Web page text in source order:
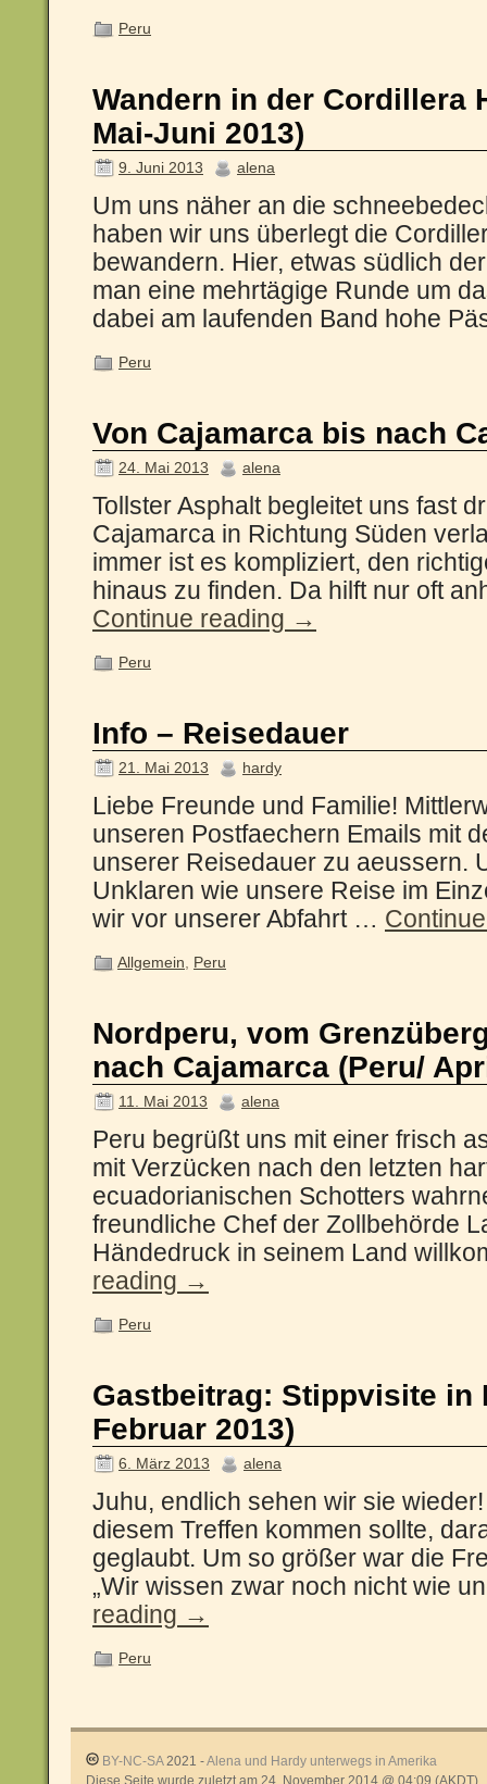
Peru
Wandern in der Cordillera
Mai-Juni 2013)
9. Juni 2013 alena
Um uns näher an die
haben wir uns überlegt die
bewandern. Hier, etwas südlich
man eine mehrtägige Runde um
dabei am laufenden Band hohe
Peru
Von Cajamarca bis nach
24. Mai 2013 alena
Tollster Asphalt begleitet uns fast
Cajamarca in Richtung Süden
immer ist es kompliziert, den
hinaus zu finden. Da hilft nur oft
Continue reading →
Peru
Info – Reisedauer
21. Mai 2013 hardy
Liebe Freunde und Familie!
unseren Postfaechern Emails mit
unserer Reisedauer zu aeussern.
Unklaren wie unsere Reise im
wir vor unserer Abfahrt …
Allgemein Peru
Nordperu, vom
nach Cajamarca (Peru/
11. Mai 2013 alena
Peru begrüßt uns mit einer frisch
mit Verzücken nach den letzten
ecuadorianischen Schotters
freundliche Chef der Zollbehörde
Händedruck in seinem Land
reading →
Peru
Gastbeitrag: Stippvisite in
Februar 2013)
6. März 2013 alena
Juhu, endlich sehen wir sie
diesem Treffen kommen sollte,
geglaubt. Um so größer war die
„Wir wissen zwar noch nicht wie
reading →
Peru
BY-NC-SA2021 -Alena und Hardy unterwegs in Amerika
Diese Seite wurde zuletzt am 24. November 2014 @ 04:09 (AKDT)